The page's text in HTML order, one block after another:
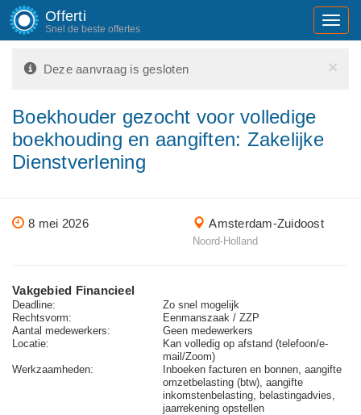
Offerti
Snel de beste offertes
×
Deze aanvraag is gesloten
Boekhouder gezocht voor volledige
boekhouding en aangiften: Zakelijke
Dienstverlening
8 mei 2026 Amsterdam-Zuidoost
Noord-Holland
Vakgebied Financieel
Deadline:
Zo snel mogelijk
Rechtsvorm:
Eenmanszaak / ZZP
Aantal medewerkers:
Geen medewerkers
Locatie:
Kan volledig op afstand (telefoon/e-
mail/Zoom)
Werkzaamheden:
Inboeken facturen en bonnen, aangifte
omzetbelasting (btw), aangifte
inkomstenbelasting, belastingadvies,
jaarrekening opstellen